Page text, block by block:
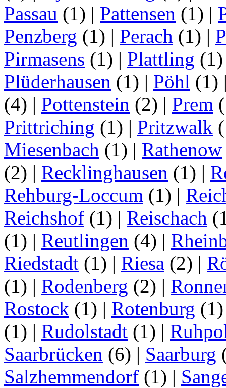
Passau (1) | Pattensen (1) |
Penzberg (1) | Perach (1) |
Pirmasens (1) | Plattling
Plüderhausen (1) | Pöhl (1)
(4) | Pottenstein (2) | Prem
Prittriching (1) | Pritzwalk
Miesenbach (1) | Rathenow
(2) | Recklinghausen (1) |
Rehburg-Loccum (1) |
Reichshof (1) | Reischach
(1) | Reutlingen (4) |
Riedstadt (1) | Riesa (2) |
(1) | Rodenberg (2) |
Rostock (1) | Rotenburg
(1) | Rudolstadt (1) |
Saarbrücken (6) | Saarburg
Salzhemmendorf (1) |